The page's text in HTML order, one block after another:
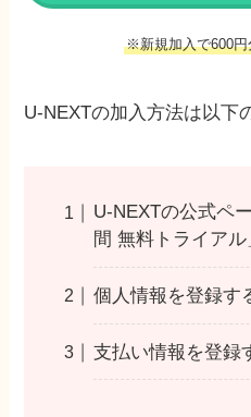
※新規加入で600円
U-NEXTの加入方法は以下
U-NEXTの公式ペ
間 無料トライア
個人情報を登録す
支払い情報を登録